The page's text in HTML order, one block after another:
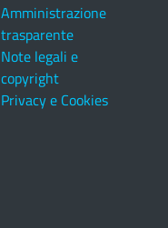
Amministrazione
trasparente
Note legali e
copyright
Privacy e Cookies